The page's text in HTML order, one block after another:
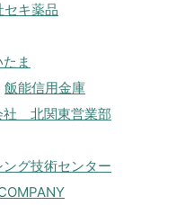
セキ薬品
ま
飯能信用金庫
社 北関東営業部
グ技術センター